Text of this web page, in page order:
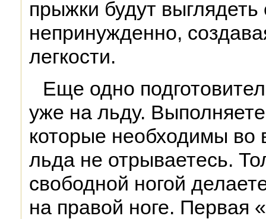
прыжки будут выглядеть
непринужденно,
легкости.
Еще одно
уже на льду.
которые необходимы во
льда не отрываетесь.
свободной ногой
на правой ноге. Первая